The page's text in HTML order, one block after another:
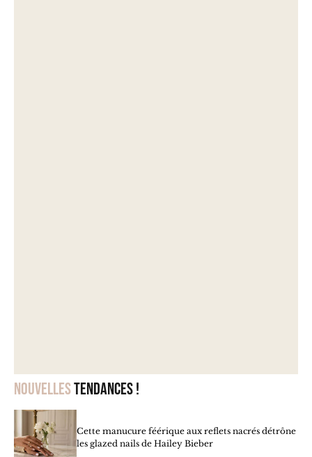
Nouvellestendances !
Cette manucure féérique aux reflets nacrés détrône
les glazed nails de Hailey Bieber